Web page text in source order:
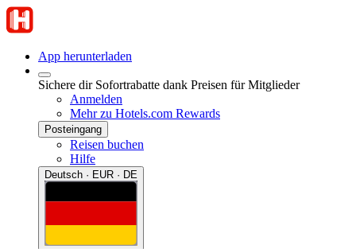
App herunterladen
Sichere dir Sofortrabatte dank Preisen für Mitglieder
Anmelden
Mehr zu Hotels.com Rewards
Posteingang
Reisen buchen
Hilfe
Deutsch · EUR · DE